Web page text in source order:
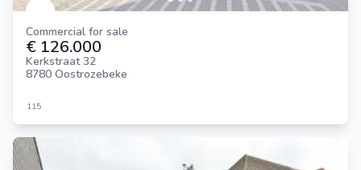
Commercial for sale
€ 126.000
Kerkstraat 32
8780 Oostrozebeke
115